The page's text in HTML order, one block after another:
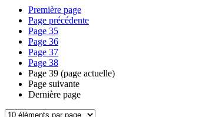
Première page
Page précédente
Page 35
Page 36
Page 37
Page 38
Page 39 (page actuelle)
Page suivante
Dernière page